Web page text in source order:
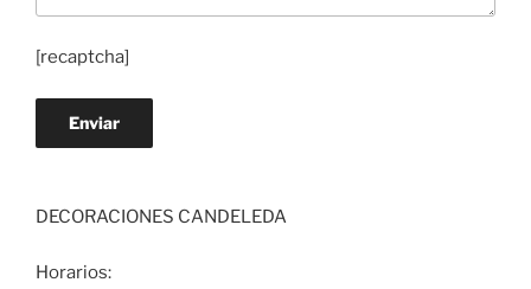
[recaptcha]
DECORACIONES CANDELEDA
Horarios: